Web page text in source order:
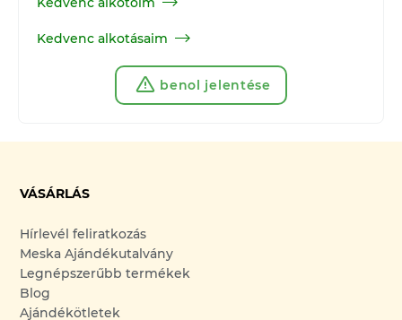
Kedvenc alkotásaim
benol jelentése
VÁSÁRLÁS
Hírlevél feliratkozás
Meska Ajándékutalvány
Legnépszerűbb termékek
Blog
Ajándékötletek